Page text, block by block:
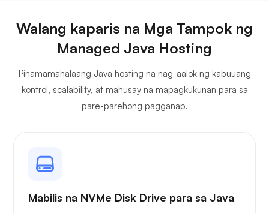
Walang kaparis na Mga Tampok ng
Managed Java Hosting
Pinamamahalaang Java hosting na nag-aalok ng kabuuang
kontrol, scalability, at mahusay na mapagkukunan para sa
pare-parehong pagganap.
Mabilis na NVMe Disk Drive para sa Java